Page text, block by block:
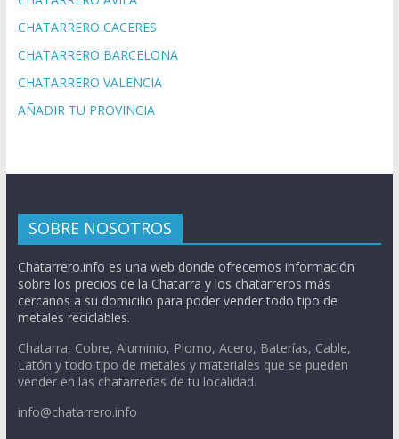
CHATARRERO CACERES
CHATARRERO BARCELONA
CHATARRERO VALENCIA
AÑADIR TU PROVINCIA
SOBRE NOSOTROS
Chatarrero.info es una web donde ofrecemos información
sobre los precios de la Chatarra y los chatarreros más
cercanos a su domicilio para poder vender todo tipo de
metales reciclables.
Chatarra, Cobre, Aluminio, Plomo, Acero, Baterías, Cable,
Latón y todo tipo de metales y materiales que se pueden
vender en las chatarrerías de tu localidad.
info@chatarrero.info